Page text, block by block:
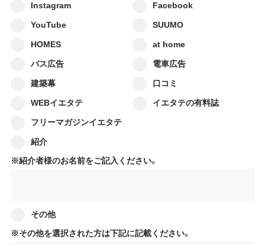
Instagram Facebook
YouTube SUUMO
HOMES at home
バス広告 電車広告
建築幕 口コミ
WEBイエタテ イエタテの有料誌
フリーマガジンイエタテ
紹介
※紹介者様のお名前をご記入ください。
その他
※その他を選択された方は下記に記載ください。